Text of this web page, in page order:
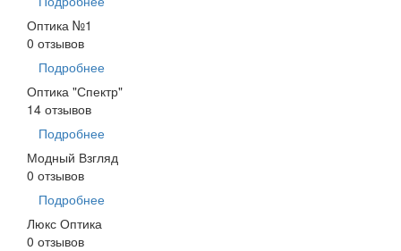
Оптика №1
0 отзывов
Подробнее
Оптика "Спектр"
14 отзывов
Подробнее
Модный Взгляд
0 отзывов
Подробнее
Люкс Оптика
0 отзывов